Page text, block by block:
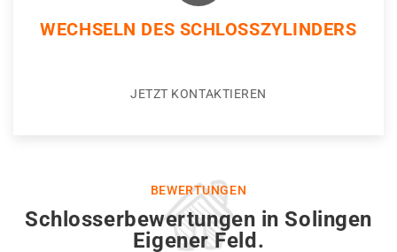
WECHSELN DES SCHLOSSZYLINDERS
JETZT KONTAKTIEREN
BEWERTUNGEN
Schlosserbewertungen in Solingen
Eigener Feld.